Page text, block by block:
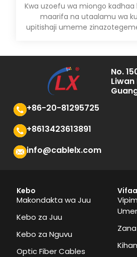
Kwa uzoefu wa miongo
maarifa na utaalamu wa
upitishaji umeme
No.
+86-20-81295725
+8613423613891
info@cablelx.com
Kebo
Makondakta wa Juu
Kebo za Juu
Kebo za Nguvu
Optic Fiber Cables
Zana